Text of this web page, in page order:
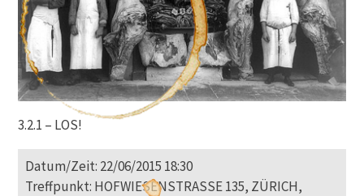
3.2.1 – LOS!
Datum/Zeit: 22/06/2015 18:30
Treffpunkt: HOFWIESENSTRASSE 135, ZÜRICH,